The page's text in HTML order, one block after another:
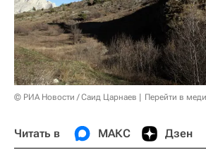
© РИА Новости / Саид Царнаев Перейти в
Читать в МАКС Дзен